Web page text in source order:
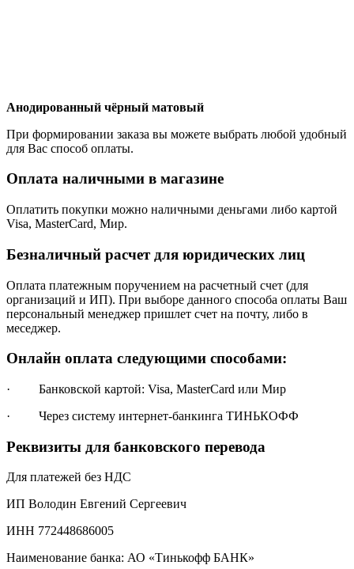
Анодированный чёрный матовый
При формировании заказа вы можете выбрать любой удобный
для Вас способ оплаты.
Оплата наличными в магазине
Оплатить покупки можно наличными деньгами либо картой
Visa, MasterCard, Мир.
Безналичный расчет для юридических лиц
Оплата платежным поручением на расчетный счет (для
организаций и ИП). При выборе данного способа оплаты Ваш
персональный менеджер пришлет счет на почту, либо в
меседжер.
Онлайн оплата следующими способами:
· Банковской картой: Visa, MasterCard или Мир
· Через систему интернет-банкинга ТИНЬКОФФ
Реквизиты для банковского перевода
Для платежей без НДС
ИП Володин Евгений Сергеевич
ИНН 772448686005
Наименование банка: АО «Тинькофф БАНК»